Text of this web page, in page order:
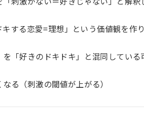
する恋愛=理想」という価値観を作り
「好きのドキドキ」と混同している
る（刺激の閾値が上がる）